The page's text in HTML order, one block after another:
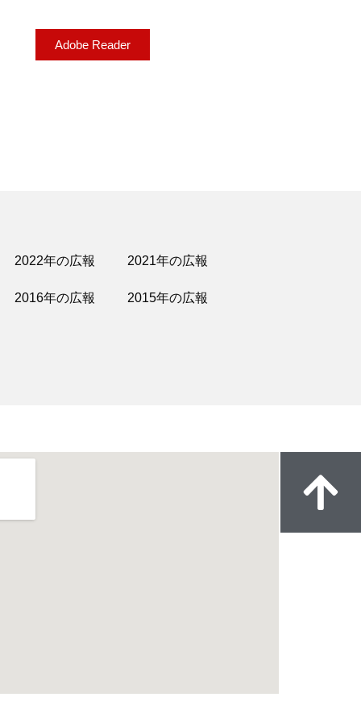
Adobe Reader
2022年の広報 2021年の広報
2016年の広報 2015年の広報